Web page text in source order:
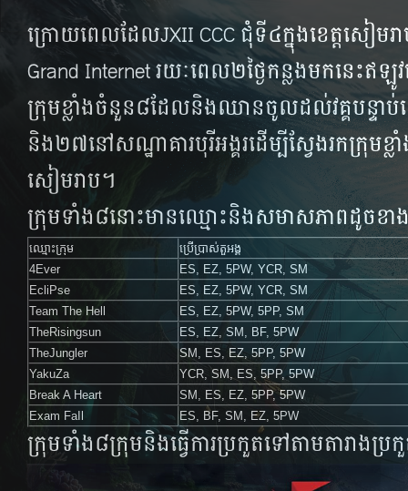
ក្រោយពេលដែលJXII CCC ជុំទី៤​ក្នុងខេត្តសៀមរា
Grand Internet ​រយៈ​ពេល​២ថ្ងៃ​កន្លង​មក​នេះ​ឥ
ក្រុម​ខ្លាំង​ចំនួន៨​ដែល​និង​ឈាន​ចូល​ដល់​វគ្គ​បន្ទា
និង២៧​នៅ​សណ្ឋាគារ​បុរីអង្គរ​ដើម្បី​ស្វែង​រក​ក្រុម​ខ្ល
សៀម​រាប​​។​
ក្រុម​​ទាំង​​៨​​​នោះ​​​មាន​​​ឈ្មោះ​​និង​​សមាស​ភាព​ដូច​ខា
ឈ្មោះក្រុម
ប្រើប្រាស់តួអង្គ
4Ever
ES, EZ, 5PW, YCR, SM
EcliPse
ES, EZ, 5PW, YCR, SM
Team The Hell
ES, EZ, 5PW, 5PP, SM
TheRisingsun
ES, EZ, SM, BF, 5PW
TheJungler
SM, ES, EZ, 5PP, 5PW
YakuZa
YCR, SM, ES, 5PP, 5PW
Break A Heart
SM, ES, EZ, 5PP, 5PW
Exam FaIl
ES, BF, SM, EZ, 5PW
ក្រុមទាំង៨ក្រុមនិងធ្វើការប្រកួតទៅតាមតារាងប្